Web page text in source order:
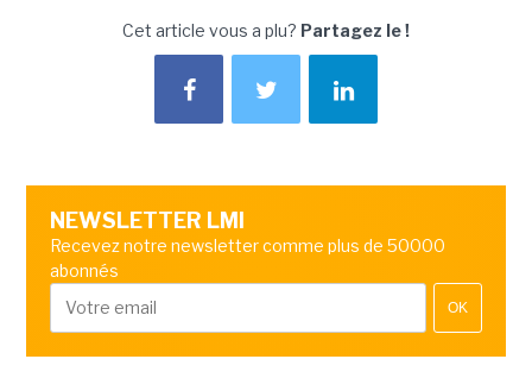
Cet article vous a plu? Partagez le !
NEWSLETTER LMI
Recevez notre newsletter comme plus de 50000
abonnés
OK